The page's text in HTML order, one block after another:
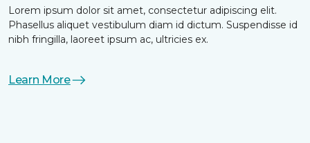
Lorem ipsum dolor sit amet, consectetur adipiscing elit.
Phasellus aliquet vestibulum diam id dictum. Suspendisse id
nibh fringilla, laoreet ipsum ac, ultricies ex.
Learn More